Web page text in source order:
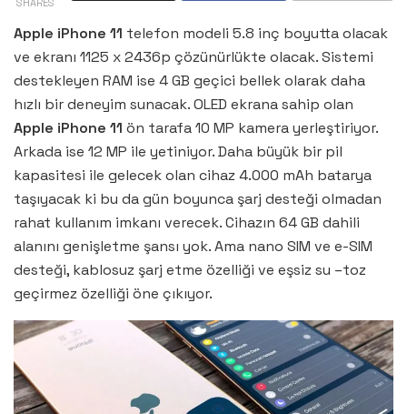
SHARES
Apple iPhone 11 telefon modeli 5.8 inç boyutta olacak
ve ekranı 1125 x 2436p çözünürlükte olacak. Sistemi
destekleyen RAM ise 4 GB geçici bellek olarak daha
hızlı bir deneyim sunacak. OLED ekrana sahip olan
Apple iPhone 11 ön tarafa 10 MP kamera yerleştiriyor.
Arkada ise 12 MP ile yetiniyor. Daha büyük bir pil
kapasitesi ile gelecek olan cihaz 4.000 mAh batarya
taşıyacak ki bu da gün boyunca şarj desteği olmadan
rahat kullanım imkanı verecek. Cihazın 64 GB dahili
alanını genişletme şansı yok. Ama nano SIM ve e-SIM
desteği, kablosuz şarj etme özelliği ve eşsiz su –toz
geçirmez özelliği öne çıkıyor.